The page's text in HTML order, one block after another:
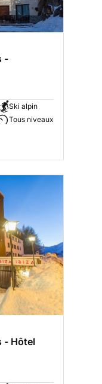
-
Ski alpin
Tous niveaux
- Hôtel